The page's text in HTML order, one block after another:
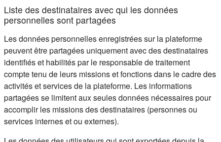
Liste des destinataires avec qui les données
personnelles sont partagées
Les données personnelles enregistrées sur la plateforme
peuvent être partagées uniquement avec des destinataires
identifiés et habilités par le responsable de traitement
compte tenu de leurs missions et fonctions dans le cadre des
activités et services de la plateforme. Les informations
partagées se limitent aux seules données nécessaires pour
accomplir les missions des destinataires (personnes ou
services internes et ou externes).